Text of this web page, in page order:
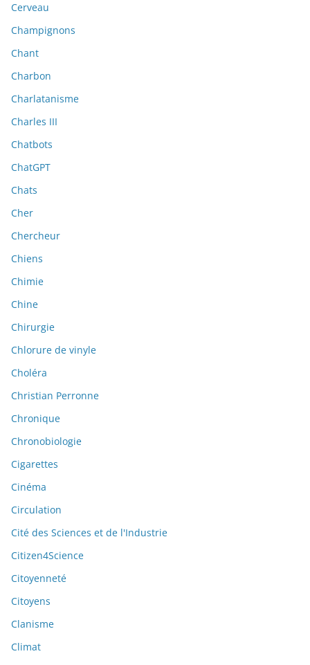
Cerveau
Champignons
Chant
Charbon
Charlatanisme
Charles III
Chatbots
ChatGPT
Chats
Cher
Chercheur
Chiens
Chimie
Chine
Chirurgie
Chlorure de vinyle
Choléra
Christian Perronne
Chronique
Chronobiologie
Cigarettes
Cinéma
Circulation
Cité des Sciences et de l'Industrie
Citizen4Science
Citoyenneté
Citoyens
Clanisme
Climat